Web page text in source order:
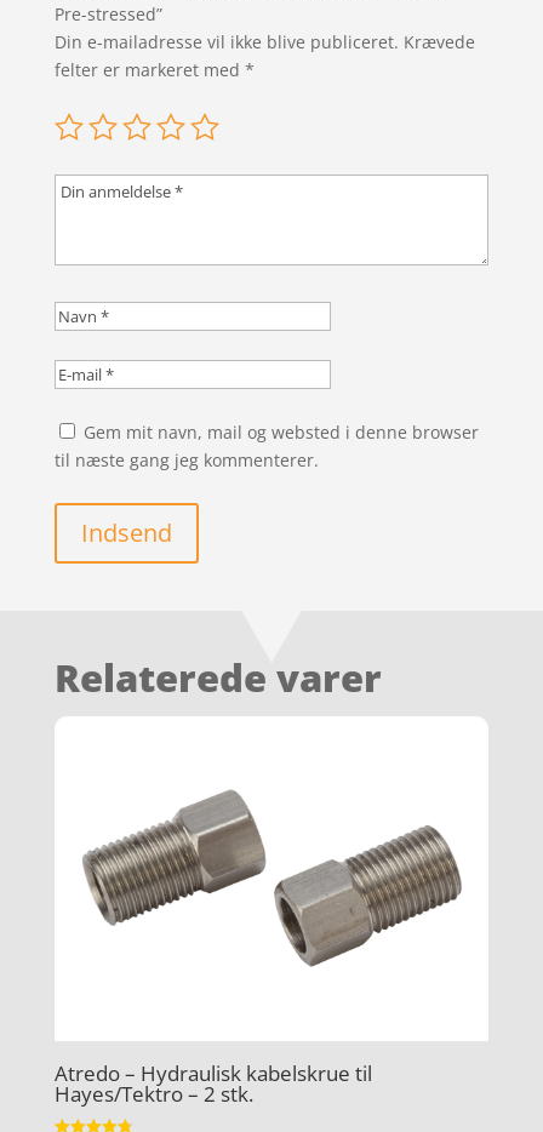
Pre-stressed”
Din e-mailadresse vil ikke blive publiceret. Krævede
felter er markeret med *
Gem mit navn, mail og websted i denne browser
til næste gang jeg kommenterer.
Indsend
Relaterede varer
Atredo – Hydraulisk kabelskrue til
Hayes/Tektro – 2 stk.